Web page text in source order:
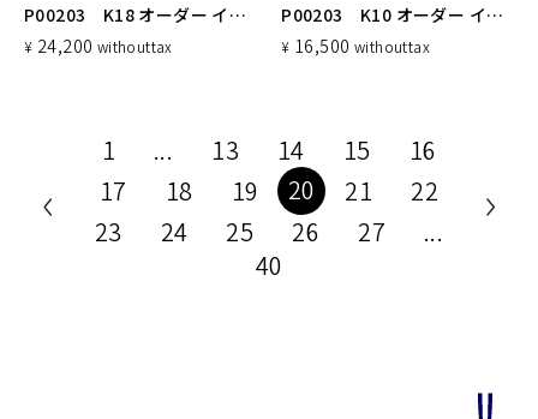
P00203 K18 オーダー イニシャルピアス ハート
¥ 24,200 withouttax
P00203 K10 オーダー イニシャルピアス ハート
¥ 16,500 withouttax
1 ... 13 14 15
16
17
18 19 20 21
22
23
24 25 26 27
...
40